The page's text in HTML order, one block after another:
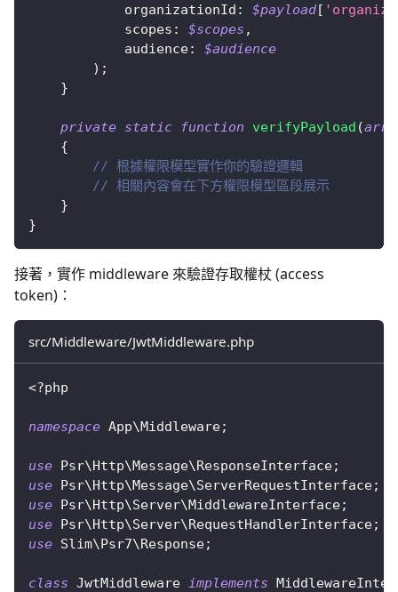
organizationId : $payload[
scopes : $scopes ,
audience:
$audience
) ;
}
private static function verifyPayload (
{
// 根據權限模型實作你的驗證邏輯
// 相關內容會在下方權限模型區段展示
}
}
接著，實作 middleware 來驗證存取權杖 (access
token)：
src/Middleware/JwtMiddleware.php
<?php
namespace App\Middleware;
use Psr\Http\Message\ResponseInterface;
use Psr\Http\Message\ServerRequestInterface;
use Psr\Http\Server\MiddlewareInterface;
use Psr\Http\Server\RequestHandlerInterface;
use Slim\Psr7\Response;
class JwtMiddleware implements